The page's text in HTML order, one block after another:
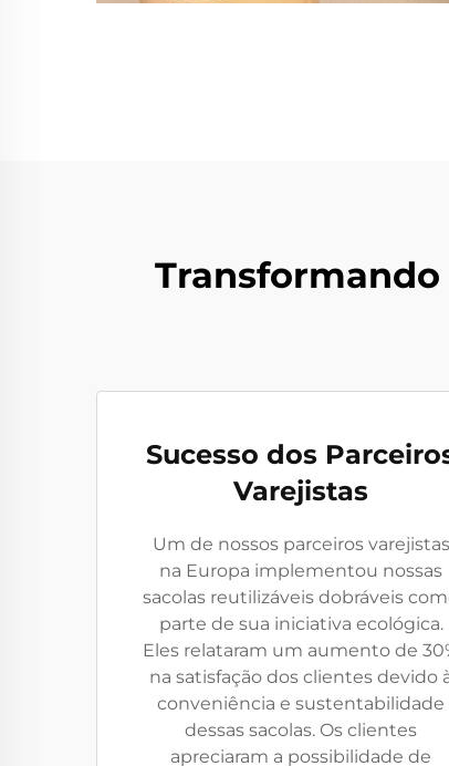
Transformando
Sucesso dos
Varejistas
Um de nossos parceiros varejistas
na Europa implementou nossas
sacolas reutilizáveis dobráveis
parte de sua iniciativa ecológica.
Eles relataram um aumento de
na satisfação dos clientes devido
conveniência e sustentabilidade
dessas sacolas. Os clientes
apreciaram a possibilidade de